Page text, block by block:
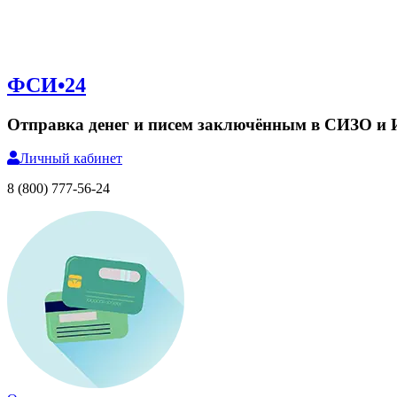
ФСИ•24
Отправка денег и писем заключённым в СИЗО и
Личный кабинет
8 (800) 777-56-24